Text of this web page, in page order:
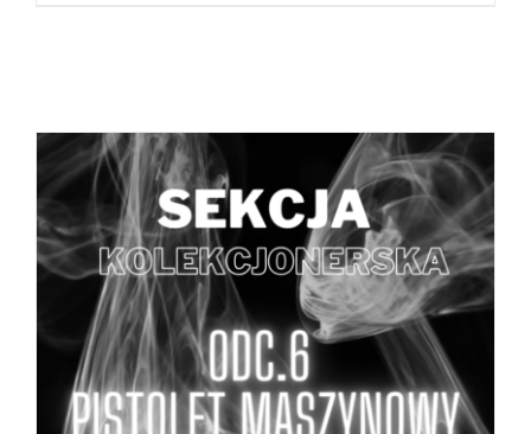
DODAJ DO KOSZYKA SZCZEGÓŁY